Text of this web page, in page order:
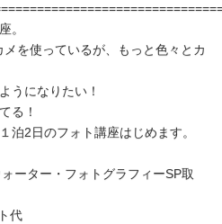
。
メを使っているが、もっと色々とカ
うになりたい！
る！
泊2日のフォト講座はじめます。
ーター・フォトグラフィーSP取
代